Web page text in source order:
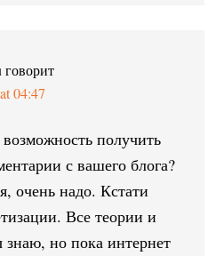
говорит
04:47
получить
с вашего блога?
очень надо. Кстати
Все теории и
но пока интернет